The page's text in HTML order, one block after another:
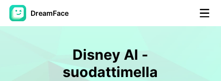
DreamFace
Avatar-video
Disney AI -
suodattimella